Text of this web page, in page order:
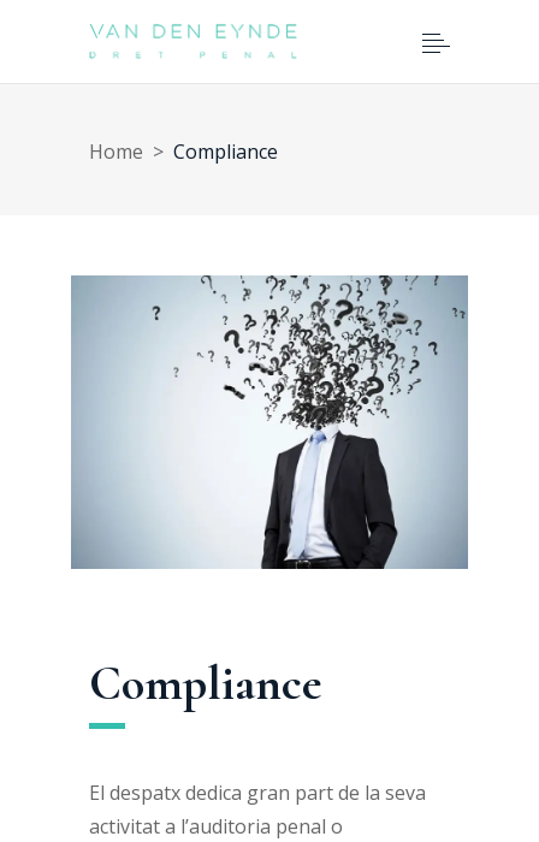
Home > Compliance
Compliance
El despatx dedica gran part de la seva
activitat a l’auditoria penal o